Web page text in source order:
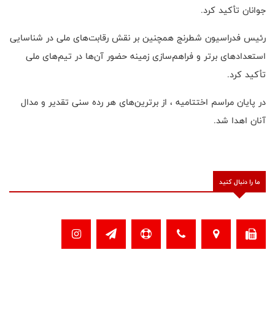
جوانان تأکید کرد.
رئیس فدراسیون شطرنج همچنین بر نقش رقابت‌های ملی در شناسایی
استعدادهای برتر و فراهم‌سازی زمینه حضور آن‌ها در تیم‌های ملی
تأکید کرد.
در پایان مراسم اختتامیه ، از برترین‌های هر رده سنی تقدیر و مدال
آنان اهدا شد.
ما را دنبال کنید